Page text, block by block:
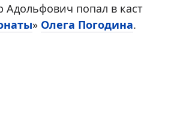
Адольфович попал в каст
» Олега Погодина.